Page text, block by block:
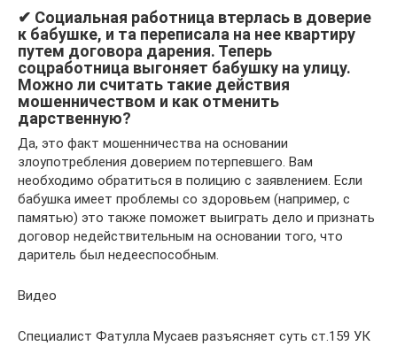
✔ Социальная работница втерлась в доверие
к бабушке, и та переписала на нее квартиру
путем договора дарения. Теперь
соцработница выгоняет бабушку на улицу.
Можно ли считать такие действия
мошенничеством и как отменить
дарственную?
Да, это факт мошенничества на основании
злоупотребления доверием потерпевшего. Вам
необходимо обратиться в полицию с заявлением. Если
бабушка имеет проблемы со здоровьем (например, с
памятью) это также поможет выиграть дело и признать
договор недействительным на основании того, что
даритель был недееспособным.
Видео
Специалист Фатулла Мусаев разъясняет суть ст.159 УК